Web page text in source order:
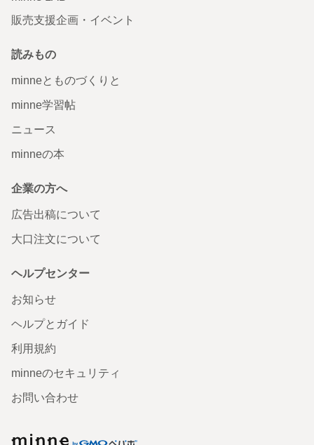
販売支援企画・イベント
読みもの
minneとものづくりと
minne学習帖
ニュース
minneの本
企業の方へ
広告出稿について
大口注文について
ヘルプセンター
お知らせ
ヘルプとガイド
利用規約
minneのセキュリティ
お問い合わせ